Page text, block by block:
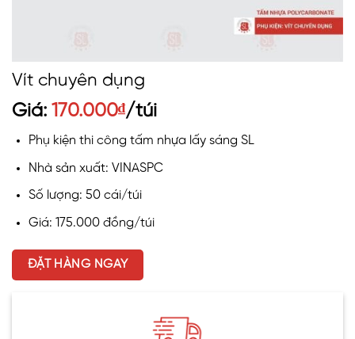
Vít chuyên dụng
Giá: 170.000₫/túi
Phụ kiện thi công tấm nhựa lấy sáng SL
Nhà sản xuất: VINASPC
Số lượng: 50 cái/túi
Giá: 175.000 đồng/túi
ĐẶT HÀNG NGAY